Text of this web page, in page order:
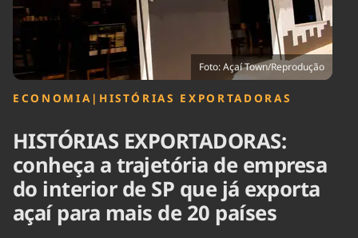
Foto: Açaí Town/Reprodução
ECONOMIA | HISTÓRIAS EXPORTADORAS
HISTÓRIAS EXPORTADORAS:
conheça a trajetória de empresa
do interior de SP que já exporta
açaí para mais de 20 países